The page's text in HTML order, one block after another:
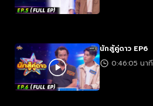
นักสู้คู่ดาว EP6
0:46:05 นาที